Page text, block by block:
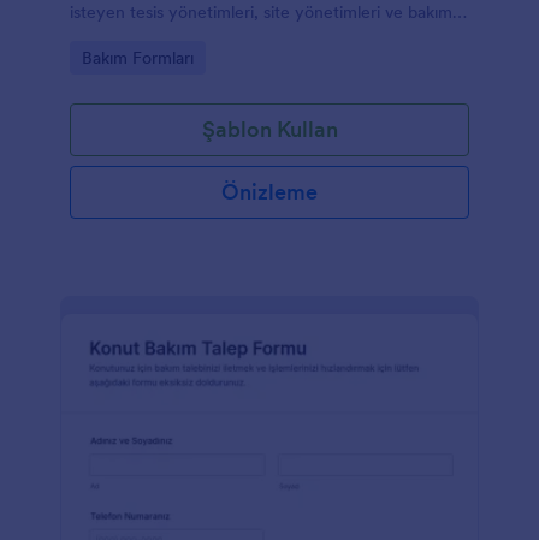
isteyen tesis yönetimleri, site yönetimleri ve bakım
Go to Category:
Bakım Formları
Şablon Kullan
Önizleme